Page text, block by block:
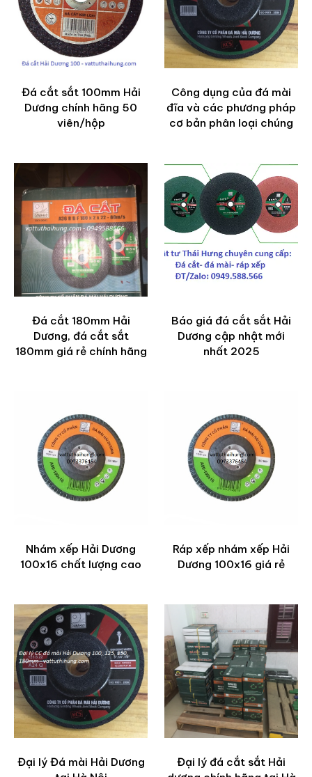
Đá cắt sắt 100mm Hải
Dương chính hãng 50
viên/hộp
Công dụng của đá mài
đĩa và các phương pháp
cơ bản phân loại chúng
Đá cắt 180mm Hải
Dương, đá cắt sắt
180mm giá rẻ chính hãng
Báo giá đá cắt sắt Hải
Dương cập nhật mới
nhất 2025
Nhám xếp Hải Dương
100x16 chất lượng cao
Ráp xếp nhám xếp Hải
Dương 100x16 giá rẻ
Đại lý Đá mài Hải Dương
Đại lý đá cắt sắt Hải